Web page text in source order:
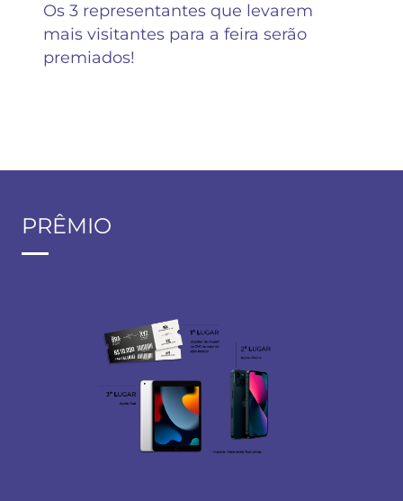
Os 3 representantes que levarem
mais visitantes para a feira serão
premiados!
PRÊMIO